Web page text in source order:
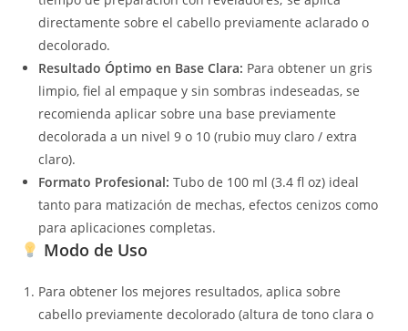
directamente sobre el cabello previamente aclarado o
decolorado.
Resultado Óptimo en Base Clara: Para obtener un gris
limpio, fiel al empaque y sin sombras indeseadas, se
recomienda aplicar sobre una base previamente
decolorada a un nivel 9 o 10 (rubio muy claro / extra
claro).
Formato Profesional: Tubo de 100 ml (3.4 fl oz) ideal
tanto para matización de mechas, efectos cenizos como
para aplicaciones completas.
Modo de Uso
Para obtener los mejores resultados, aplica sobre
cabello previamente decolorado (altura de tono clara o